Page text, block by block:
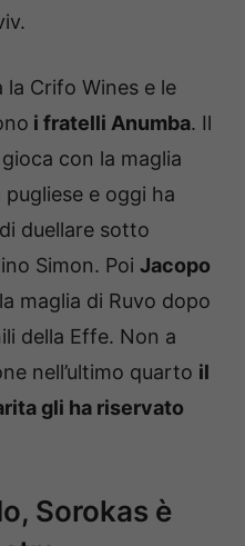
Crifo Wines e le
i fratelli Anumba. Il
con la maglia
e oggi ha
duellare sotto
Simon. Poi Jacopo
maglia di Ruvo dopo
della Effe. Non a
nell’ultimo quarto il
gli ha riservato
Sorokas è